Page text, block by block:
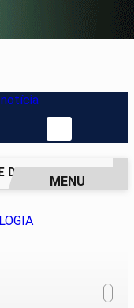
VAGA NAS
MENU